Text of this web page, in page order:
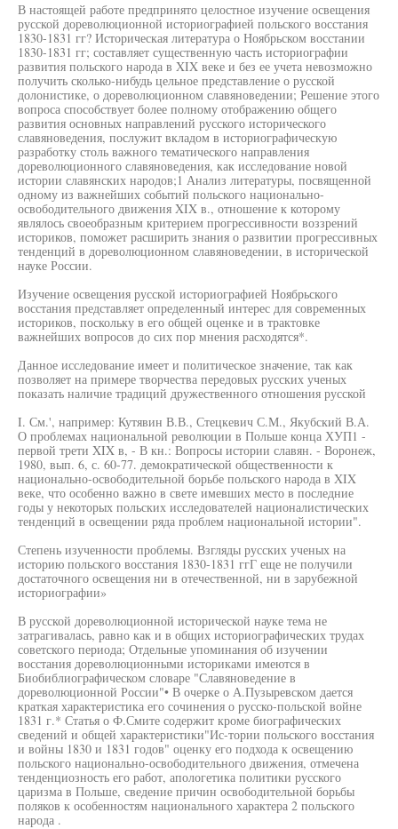
В настоящей работе предпринято целостное изучение освещения
русской дореволюционной историографией польского восстания
1830-1831 гг? Историческая литература о Ноябрьском восстании
1830-1831 гг; составляет существенную часть историографии
развития польского народа в XIX веке и без ее учета невозможно
получить сколько-нибудь цельное представление о русской
долонистике, о дореволюционном славяноведении; Решение этого
вопроса способствует более полному отображению общего
развития основных направлений русского исторического
славяноведения, послужит вкладом в историографическую
разработку столь важного тематического направления
дореволюционного славяноведения, как исследование новой
истории славянских народов;1 Анализ литературы, посвященной
одному из важнейших событий польского национально-
освободительного движения XIX в., отношение к которому
являлось своеобразным критерием прогрессивности воззрений
историков, поможет расширить знания о развитии прогрессивных
тенденций в дореволюционном славяноведении, в исторической
науке России.
Изучение освещения русской историографией Ноябрьского
восстания представляет определенный интерес для современных
историков, поскольку в его общей оценке и в трактовке
важнейших вопросов до сих пор мнения расходятся*.
Данное исследование имеет и политическое значение, так как
позволяет на примере творчества передовых русских ученых
показать наличие традиций дружественного отношения русской
I. См.', например: Кутявин В.В., Стецкевич С.М., Якубский В.А.
О проблемах национальной революции в Польше конца ХУП1 -
первой трети XIX в, - В кн.: Вопросы истории славян. - Воронеж,
1980, вып. 6, с. 60-77. демократической общественности к
национально-освободительной борьбе польского народа в XIX
веке, что особенно важно в свете имевших место в последние
годы у некоторых польских исследователей националистических
тенденций в освещении ряда проблем национальной истории".
Степень изученности проблемы. Взгляды русских ученых на
историю польского восстания 1830-1831 ггГ еще не получили
достаточного освещения ни в отечественной, ни в зарубежной
историографии»
В русской дореволюционной исторической науке тема не
затрагивалась, равно как и в общих историографических трудах
советского периода; Отдельные упоминания об изучении
восстания дореволюционными историками имеются в
Биобиблиографическом словаре "Славяноведение в
дореволюционной России"• В очерке о А.Пузыревском дается
краткая характеристика его сочинения о русско-польской войне
1831 г.* Статья о Ф.Смите содержит кроме биографических
сведений и общей характеристики"Ис-тории польского восстания
и войны 1830 и 1831 годов" оценку его подхода к освещению
польского национально-освободительного движения, отмечена
тенденциозность его работ, апологетика политики русского
царизма в Польше, сведение причин освободительной борьбы
поляков к особенностям национального характера 2 польского
народа .